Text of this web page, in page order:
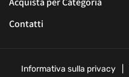
Contatti
Informativa sulla privacy